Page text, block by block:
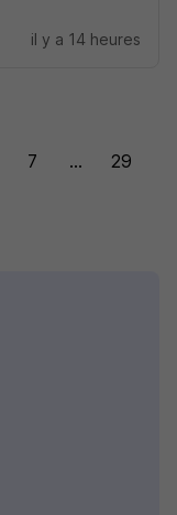
il y a 14 heures
7 ... 29